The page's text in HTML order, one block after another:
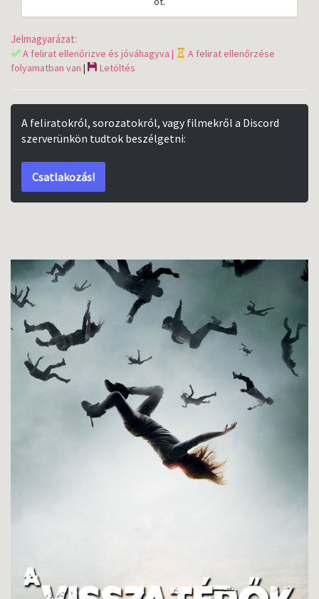
Jelmagyarázat:
A felirat ellenőrizve és jóváhagyva |
A felirat ellenőrzése
folyamatban van | Letöltés
A feliratokról, sorozatokról, vagy filmekről a Discord
szerverünkön tudtok beszélgetni:
Csatlakozás!